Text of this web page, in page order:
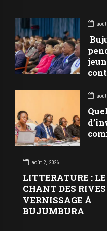
août 2, 2026
LITTERATURE : LE
CHANT DES RIVES
VERNISSAGE À
BUJUMBURA